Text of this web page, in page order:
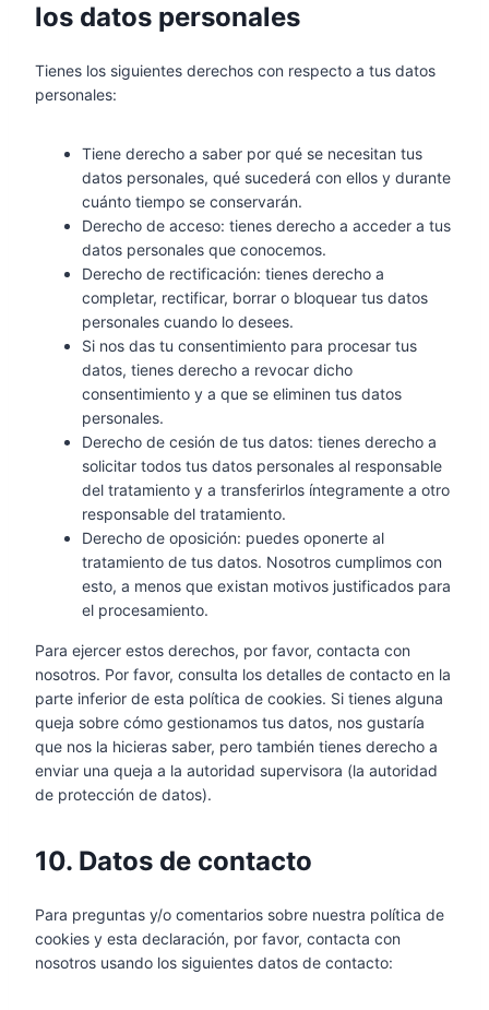
los datos personales
Tienes los siguientes derechos con respecto a tus datos
personales:
Tiene derecho a saber por qué se necesitan tus
datos personales, qué sucederá con ellos y durante
cuánto tiempo se conservarán.
Derecho de acceso: tienes derecho a acceder a tus
datos personales que conocemos.
Derecho de rectificación: tienes derecho a
completar, rectificar, borrar o bloquear tus datos
personales cuando lo desees.
Si nos das tu consentimiento para procesar tus
datos, tienes derecho a revocar dicho
consentimiento y a que se eliminen tus datos
personales.
Derecho de cesión de tus datos: tienes derecho a
solicitar todos tus datos personales al responsable
del tratamiento y a transferirlos íntegramente a otro
responsable del tratamiento.
Derecho de oposición: puedes oponerte al
tratamiento de tus datos. Nosotros cumplimos con
esto, a menos que existan motivos justificados para
el procesamiento.
Para ejercer estos derechos, por favor, contacta con
nosotros. Por favor, consulta los detalles de contacto en la
parte inferior de esta política de cookies. Si tienes alguna
queja sobre cómo gestionamos tus datos, nos gustaría
que nos la hicieras saber, pero también tienes derecho a
enviar una queja a la autoridad supervisora (la autoridad
de protección de datos).
10. Datos de contacto
Para preguntas y/o comentarios sobre nuestra política de
cookies y esta declaración, por favor, contacta con
nosotros usando los siguientes datos de contacto: